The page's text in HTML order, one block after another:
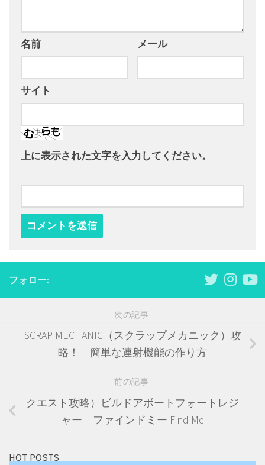
名前 メール
サイト
上に表示された文字を入力してください。
フォロー:
次の記事
SCRAP MECHANIC（スクラップメカニック）攻
略！ 簡単な連射機能の作り方
前の記事
クエスト攻略）ビルドアボートフォートレジ
ャー ファインドミー Find Me
HOT POSTS